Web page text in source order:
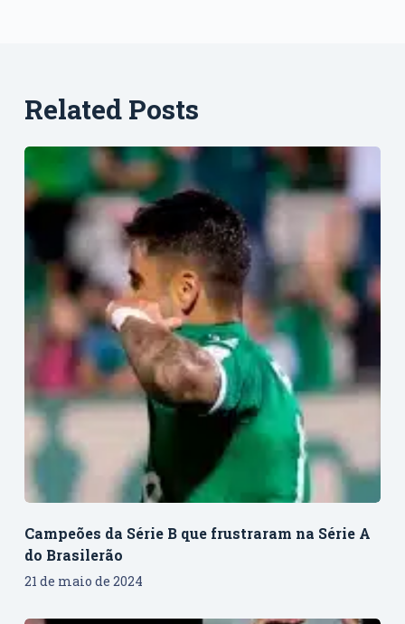
Related Posts
Campeões da Série B que frustraram na Série A
do Brasilerão
21 de maio de 2024